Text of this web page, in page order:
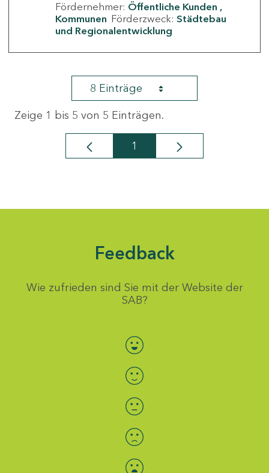
Fördernehmer: Öffentliche Kunden
Kommunen Förderzweck: Städtebau
und Regionalentwicklung
8 Einträge
Zeige 1 bis 5 von 5 Einträgen.
Seite
1
Feedback
Wie zufrieden sind Sie mit der Website der
SAB?
Bewertung auswählen